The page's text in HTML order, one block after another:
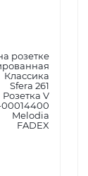
розетке
Классика
Sfera 261
Розетка V
Melodia
FADEX